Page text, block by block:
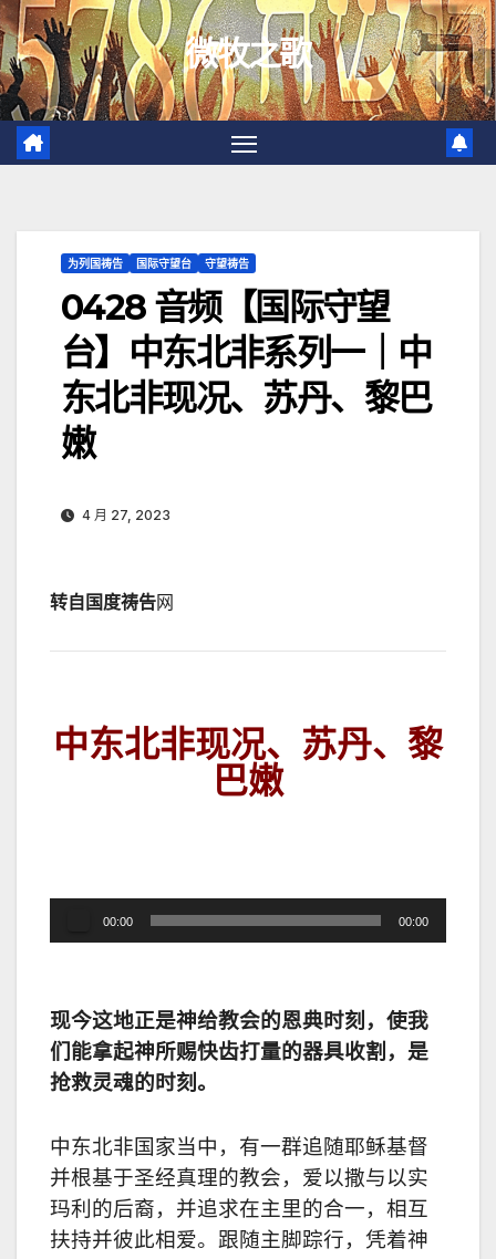
跳
至
内
容
微牧之歌
为列国祷告 国际守望台 守望祷告
0428 音频【国际守望
台】中东北非系列一｜中
东北非现况、苏丹、黎巴
嫩
4 月 27, 2023
转自国度祷告网
中东北非现况、苏丹、黎
巴嫩
频
器
00:00 00:00
现今这地正是神给教会的恩典时刻，使我
们能拿起神所赐快齿打量的器具收割，是
抢救灵魂的时刻。
中东北非国家当中，有一群追随耶稣基督
并根基于圣经真理的教会，爱以撒与以实
玛利的后裔，并追求在主里的合一，相互
扶持并彼此相爱。跟随主脚踪行，凭着神